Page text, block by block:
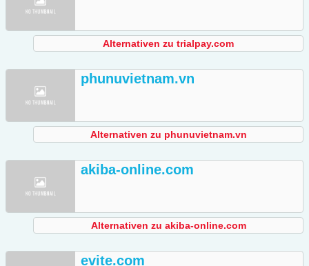
Alternativen zu trialpay.com
phunuvietnam.vn
Alternativen zu phunuvietnam.vn
akiba-online.com
Alternativen zu akiba-online.com
evite.com